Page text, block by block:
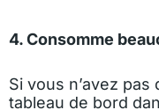
4. Consomme
Si vous n’avez
tableau de bord